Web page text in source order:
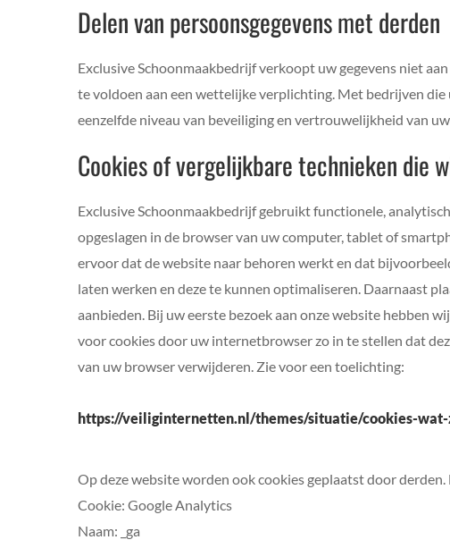
Delen van persoonsgegevens met derden
Exclusive Schoonmaakbedrijf verkoopt uw gegevens niet
te voldoen aan een wettelijke verplichting. Met bedrijven
eenzelfde niveau van beveiliging en vertrouwelijkheid van
Cookies of vergelijkbare technieken die
Exclusive Schoonmaakbedrijf gebruikt functionele,
opgeslagen in de browser van uw computer, tablet of
ervoor dat de website naar behoren werkt en dat
laten werken en deze te kunnen optimaliseren. Daarnaast
aanbieden. Bij uw eerste bezoek aan onze website hebben
voor cookies door uw internetbrowser zo in te stellen dat
van uw browser verwijderen. Zie voor een toelichting:
https://veiliginternetten.nl/themes/situatie/cookies-
Op deze website worden ook cookies geplaatst door
Cookie: Google Analytics
Naam: _ga